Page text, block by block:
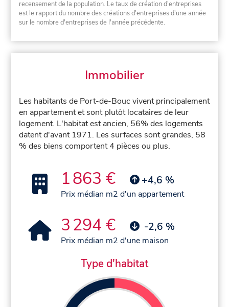
recensement de la population. Le taux de création d'entreprises
est le rapport du nombre des créations d'entreprises d'une année
sur le nombre d'entreprises de l'année précédente.
Immobilier
Les habitants de Port-de-Bouc vivent principalement
en appartement et sont plutôt locataires de leur
logement. L'habitat est ancien, 56% des logements
datent d'avant 1971. Les surfaces sont grandes, 58
% des biens comportent 4 pièces ou plus.
1 863 € +4,6 %
Prix médian m2 d'un appartement
3 294 € -2,6 %
Prix médian m2 d'une maison
Type d'habitat